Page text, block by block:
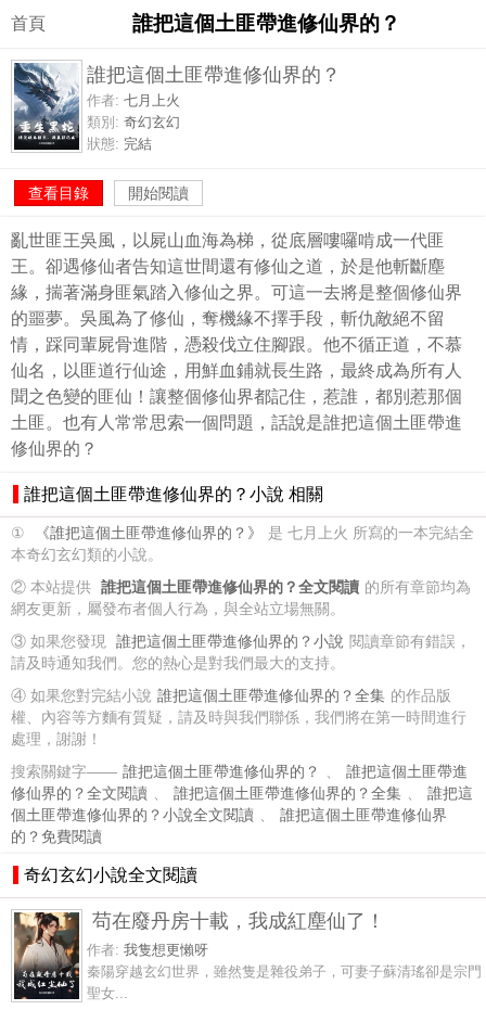
首頁 誰把這個土匪帶進修仙界的？
誰把這個土匪帶進修仙界的？
作者: 七月上火
類別: 奇幻玄幻
狀態: 完結
查看目錄 開始閱讀
亂世匪王吳風，以屍山血海為梯，從底層嘍囉啃成一代匪
王。卻遇修仙者告知這世間還有修仙之道，於是他斬斷塵
緣，揣著滿身匪氣踏入修仙之界。可這一去將是整個修仙界
的噩夢。吳風為了修仙，奪機緣不擇手段，斬仇敵絕不留
情，踩同輩屍骨進階，憑殺伐立住腳跟。他不循正道，不慕
仙名，以匪道行仙途，用鮮血鋪就長生路，最終成為所有人
聞之色變的匪仙！讓整個修仙界都記住，惹誰，都別惹那個
土匪。也有人常常思索一個問題，話說是誰把這個土匪帶進
修仙界的？
誰把這個土匪帶進修仙界的？小說 相關
① 《誰把這個土匪帶進修仙界的？》
是 七月上火 所寫的一本完結全
本奇幻玄幻類的小說。
② 本站提供 誰把這個土匪帶進修仙界的？全文閱讀 的所有章節均為
網友更新，屬發布者個人行為，與全站立場無關。
③ 如果您發現 誰把這個土匪帶進修仙界的？小說 閱讀章節有錯誤，
請及時通知我們。您的熱心是對我們最大的支持。
④ 如果您對完結小說 誰把這個土匪帶進修仙界的？全集 的作品版
權、內容等方麵有質疑，請及時與我們聯係，我們將在第一時間進行
處理，謝謝！
搜索關鍵字—— 誰把這個土匪帶進修仙界的？ 、
誰把這個土匪帶進
修仙界的？全文閱讀 、 誰把這個土匪帶進修仙界的？全集 、
誰把這
個土匪帶進修仙界的？小說全文閱讀 、
誰把這個土匪帶進修仙界
的？免費閱讀
奇幻玄幻小說全文閱讀
苟在廢丹房十載，我成紅塵仙了！
作者: 我隻想更懶呀
秦陽穿越玄幻世界，雖然隻是雜役弟子，可妻子蘇清瑤卻是宗門
聖女...